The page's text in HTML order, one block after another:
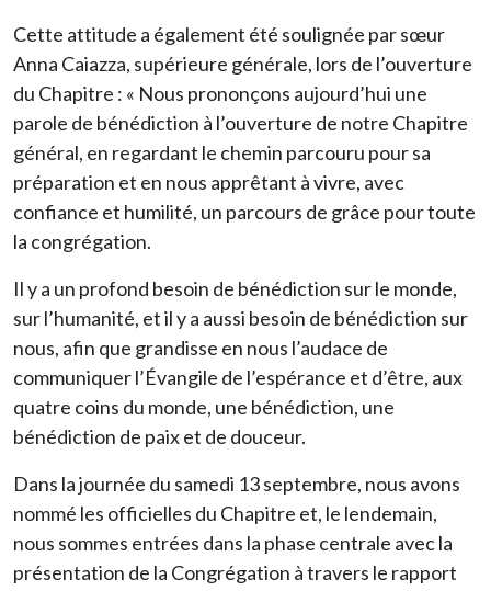
Cette attitude a également été soulignée par sœur
Anna Caiazza, supérieure générale, lors de l’ouverture
du Chapitre : « Nous prononçons aujourd’hui une
parole de bénédiction à l’ouverture de notre Chapitre
général, en regardant le chemin parcouru pour sa
préparation et en nous apprêtant à vivre, avec
confiance et humilité, un parcours de grâce pour toute
la congrégation.
Il y a un profond besoin de bénédiction sur le monde,
sur l’humanité, et il y a aussi besoin de bénédiction sur
nous, afin que grandisse en nous l’audace de
communiquer l’Évangile de l’espérance et d’être, aux
quatre coins du monde, une bénédiction, une
bénédiction de paix et de douceur.
Dans la journée du samedi 13 septembre, nous avons
nommé les officielles du Chapitre et, le lendemain,
nous sommes entrées dans la phase centrale avec la
présentation de la Congrégation à travers le rapport